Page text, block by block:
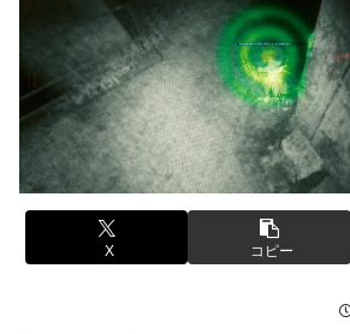
ミサイルの実射試験に韓国人が衝撃
鋭の防衛装備‥」
【画像】かつて天下を獲っていた
【悲報】コレコレ、月収1億円ｗｗｗ
ィガードつけるわ…
【悲報】福岡の電車、完全にやらかす
【悲報】有名漫画家、がんを公表「大
した。肝臓に転移も見られてステージ
【画像】 AI「写真の背景削除？ガン
【警告】社会人「スムージーにキウイ
容にいいんだよね〜」→ 結果…
【悲報】有名漫画家、がんを公表「大
した。肝臓に転移も見られてステージ4
【衝撃】ハンターハンター、とんでも
る。クルタ族の虐殺犯人がツェリー
被災地・熊本、泥酔者の通報が止まら
20代「50年ローンでええやろ」←こ
行りだした結果がこちらw w w w w w
X コピー